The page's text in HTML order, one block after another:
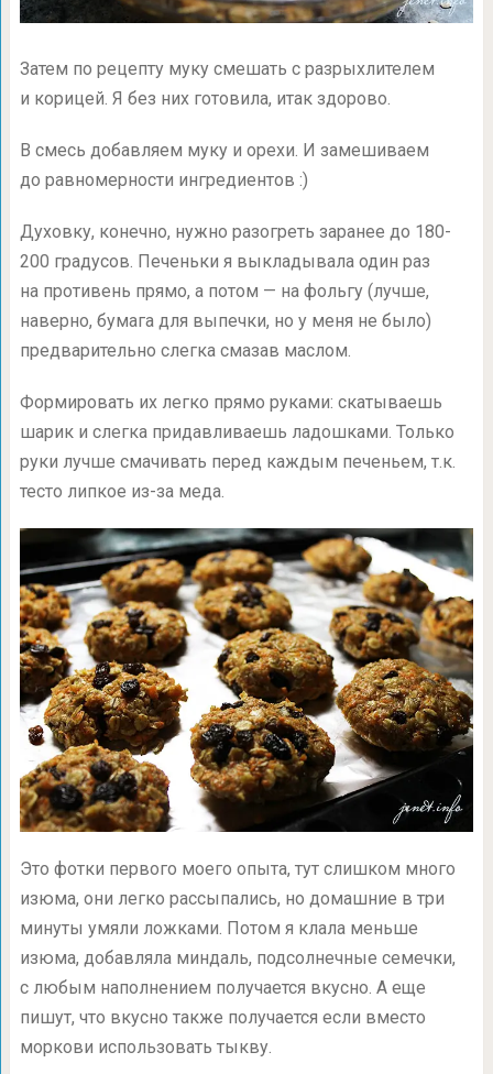
Затем по рецепту муку смешать с разрыхлителем
и корицей. Я без них готовила, итак здорово.
В смесь добавляем муку и орехи. И замешиваем
до равномерности ингредиентов :)
Духовку, конечно, нужно разогреть заранее до 180-
200 градусов. Печеньки я выкладывала один раз
на противень прямо, а потом — на фольгу (лучше,
наверно, бумага для выпечки, но у меня не было)
предварительно слегка смазав маслом.
Формировать их легко прямо руками: скатываешь
шарик и слегка придавливаешь ладошками. Только
руки лучше смачивать перед каждым печеньем, т.к.
тесто липкое из-за меда.
Это фотки первого моего опыта, тут слишком много
изюма, они легко рассыпались, но домашние в три
минуты умяли ложками. Потом я клала меньше
изюма, добавляла миндаль, подсолнечные семечки,
с любым наполнением получается вкусно. А еще
пишут, что вкусно также получается если вместо
моркови использовать тыкву.